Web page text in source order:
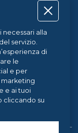
alla
servizio.
di
le
e per
e ai tuoi
cliccando su